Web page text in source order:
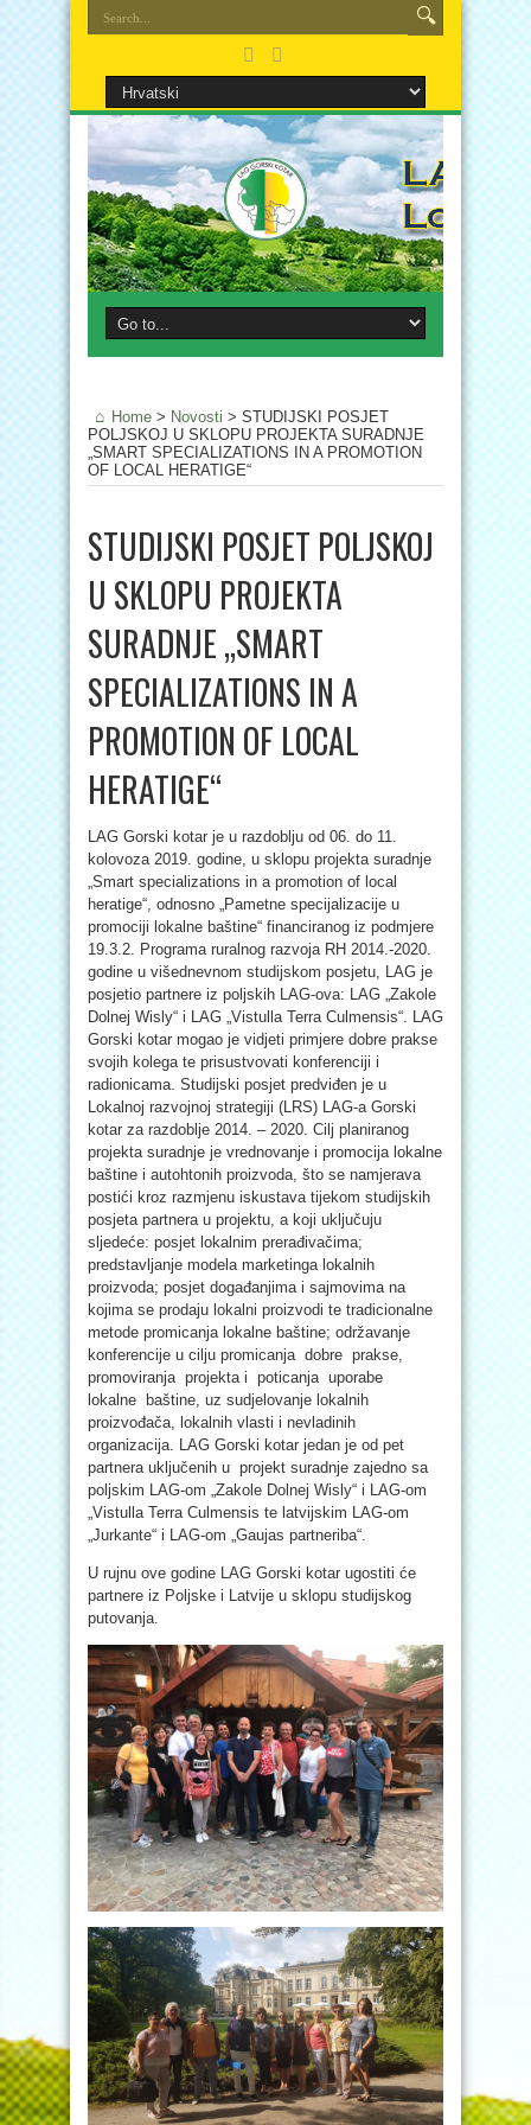
Home > Novosti > STUDIJSKI POSJET
POLJSKOJ U SKLOPU PROJEKTA SURADNJE
„SMART SPECIALIZATIONS IN A PROMOTION
OF LOCAL HERATIGE“
STUDIJSKI POSJET POLJSKOJ
U SKLOPU PROJEKTA
SURADNJE „SMART
SPECIALIZATIONS IN A
PROMOTION OF LOCAL
HERATIGE“
LAG Gorski kotar je u razdoblju od 06. do 11.
kolovoza 2019. godine, u sklopu projekta suradnje
„Smart specializations in a promotion of local
heratige“, odnosno „Pametne specijalizacije u
promociji lokalne baštine“ financiranog iz podmjere
19.3.2. Programa ruralnog razvoja RH 2014.-2020.
godine u višednevnom studijskom posjetu, LAG je
posjetio partnere iz poljskih LAG-ova: LAG „Zakole
Dolnej Wisly“ i LAG „Vistulla Terra Culmensis“. LAG
Gorski kotar mogao je vidjeti primjere dobre prakse
svojih kolega te prisustvovati konferenciji i
radionicama. Studijski posjet predviđen je u
Lokalnoj razvojnoj strategiji (LRS) LAG-a Gorski
kotar za razdoblje 2014. – 2020. Cilj planiranog
projekta suradnje je vrednovanje i promocija lokalne
baštine i autohtonih proizvoda, što se namjerava
postići kroz razmjenu iskustava tijekom studijskih
posjeta partnera u projektu, a koji uključuju
sljedeće: posjet lokalnim prerađivačima;
predstavljanje modela marketinga lokalnih
proizvoda; posjet događanjima i sajmovima na
kojima se prodaju lokalni proizvodi te tradicionalne
metode promicanja lokalne baštine; održavanje
konferencije u cilju promicanja dobre prakse,
promoviranja projekta i poticanja uporabe
lokalne baštine, uz sudjelovanje lokalnih
proizvođača, lokalnih vlasti i nevladinih
organizacija. LAG Gorski kotar jedan je od pet
partnera uključenih u projekt suradnje zajedno sa
poljskim LAG-om „Zakole Dolnej Wisly“ i LAG-om
„Vistulla Terra Culmensis te latvijskim LAG-om
„Jurkante“ i LAG-om „Gaujas partneriba“.
U rujnu ove godine LAG Gorski kotar ugostiti će
partnere iz Poljske i Latvije u sklopu studijskog
putovanja.